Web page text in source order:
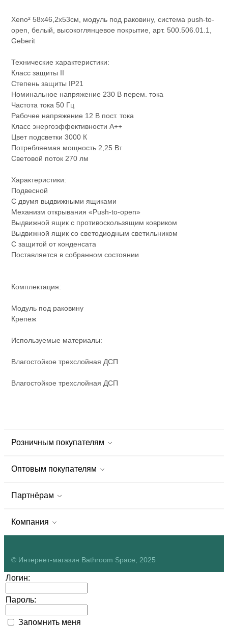
Xeno² 58х46,2х53см, модуль под раковину, система push-to-
open, белый, высокоглянцевое покрытие, арт. 500.506.01.1,
Geberit
Технические характеристики:
Класс защиты II
Степень защиты IP21
Номинальное напряжение 230 В перем. тока
Частота тока 50 Гц
Рабочее напряжение 12 В пост. тока
Класс энергоэффективности A++
Цвет подсветки 3000 К
Потребляемая мощность 2,25 Вт
Световой поток 270 лм
Характеристики:
Подвесной
С двумя выдвижными ящиками
Механизм открывания «Push-to-open»
Выдвижной ящик с противоскользящим ковриком
Выдвижной ящик со светодиодным светильником
С защитой от конденсата
Поставляется в собранном состоянии
Комплектация:
Модуль под раковину
Крепеж
Используемые материалы:
Влагостойкое трехслойная ДСП
Влагостойкое трехслойная ДСП
Розничным покупателям
Оптовым покупателям
Партнёрам
Компания
© Интернет-магазин Bathroom Space, 2025
Логин:
Пароль:
Запомнить меня